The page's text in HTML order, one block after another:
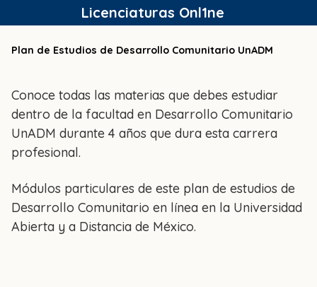
al
Licenciaturas Onl1ne
Plan de Estudios de Desarrollo Comunitario UnADM
Conoce todas las materias que debes estudiar
dentro de la facultad en Desarrollo Comunitario
UnADM durante 4 años que dura esta carrera
profesional.
Módulos particulares de este plan de estudios de
Desarrollo Comunitario en línea en la Universidad
Abierta y a Distancia de México.